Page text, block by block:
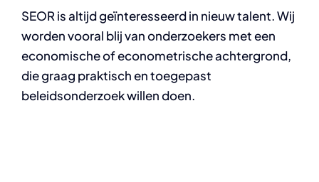
SEOR is altijd geïnteresseerd in nieuw talent. Wij
worden vooral blij van onderzoekers met een
economische of econometrische achtergrond,
die graag praktisch en toegepast
beleidsonderzoek willen doen.